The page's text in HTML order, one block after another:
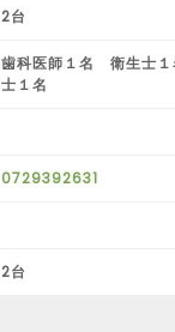
2台
歯科医師１名 衛生士
士１名
0729392631
2台